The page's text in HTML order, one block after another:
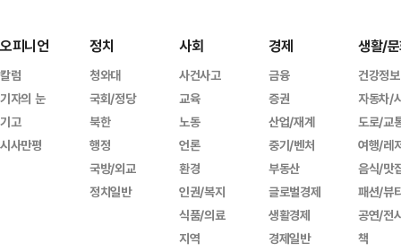
오피니언
칼럼
기자의 눈
기고
시사만평
정치
청와대
국회/정당
북한
행정
국방/외교
정치일반
사회
사건사고
교육
노동
언론
환경
인권/복지
식품/의료
지역
경제
금융
증권
산업/재계
중기/벤처
부동산
글로벌경제
생활경제
경제일반
생활/
건강정보
자동차/
도로/교
여행/레
음식/맛
패션/뷰
공연/전
책